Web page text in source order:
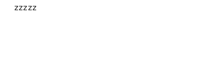
zzzzz